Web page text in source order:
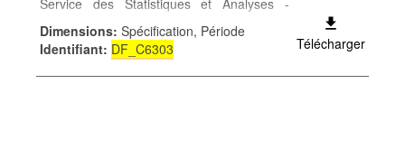
Service des Statistiques et Analyses -
Catégorie: Conditions sociales -
Enseignement et formation - Mots-clés:
enseignement et formation
Dimensions: Spécification, Période
Identifiant: DF_C6303 Télécharger